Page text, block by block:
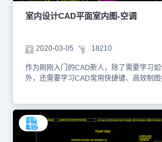
室内设计CAD平面室内图-空调
2020-03-05 18210
作为刚刚入门的CAD新人，除了需要学习
外，还需要学习CAD常用快捷键、高效制
的、一套相对完整的室内设计CAD平面室
CAD、浩辰CAD看图王查看来查看该DWG
您截取了一些该CAD图纸的预览图，如下所